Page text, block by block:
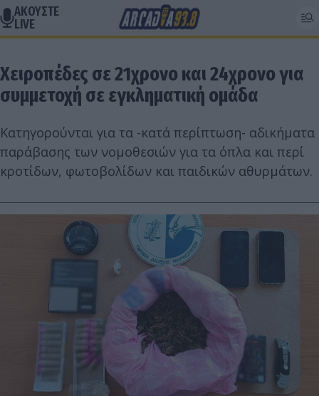
ΑΚΟΥΣΤΕ
LIVE
Χειροπέδες σε 21χρονο και 24χρονο για
συμμετοχή σε εγκληματική ομάδα
Κατηγορούνται για τα -κατά περίπτωση- αδικήματα
παράβασης των νομοθεσιών για τα όπλα και περί
κροτίδων, φωτοβολίδων και παιδικών αθυρμάτων.